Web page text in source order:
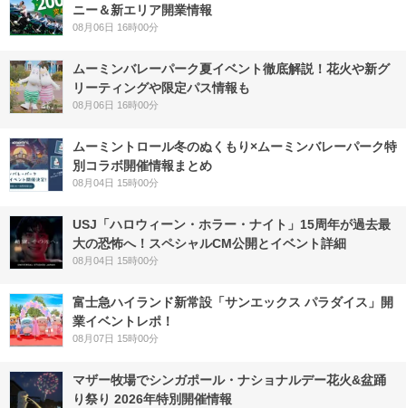
ニー＆新エリア開業情報
08月06日 16時00分
ムーミンバレーパーク夏イベント徹底解説！花火や新グ
リーティングや限定パス情報も
08月06日 16時00分
ムーミントロール冬のぬくもり×ムーミンバレーパーク特
別コラボ開催情報まとめ
08月04日 15時00分
USJ「ハロウィーン・ホラー・ナイト」15周年が過去最
大の恐怖へ！スペシャルCM公開とイベント詳細
08月04日 15時00分
富士急ハイランド新常設「サンエックス パラダイス」開
業イベントレポ！
08月07日 15時00分
マザー牧場でシンガポール・ナショナルデー花火&盆踊
り祭り 2026年特別開催情報